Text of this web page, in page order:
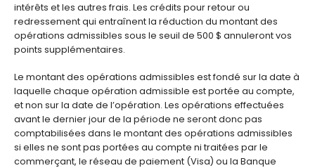
intérêts et les autres frais. Les crédits pour retour ou
redressement qui entraînent la réduction du montant des
opérations admissibles sous le seuil de 500 $ annuleront vos
points supplémentaires.
Le montant des opérations admissibles est fondé sur la date à
laquelle chaque opération admissible est portée au compte,
et non sur la date de l’opération. Les opérations effectuées
avant le dernier jour de la période ne seront donc pas
comptabilisées dans le montant des opérations admissibles
si elles ne sont pas portées au compte ni traitées par le
commerçant, le réseau de paiement (Visa) ou la Banque